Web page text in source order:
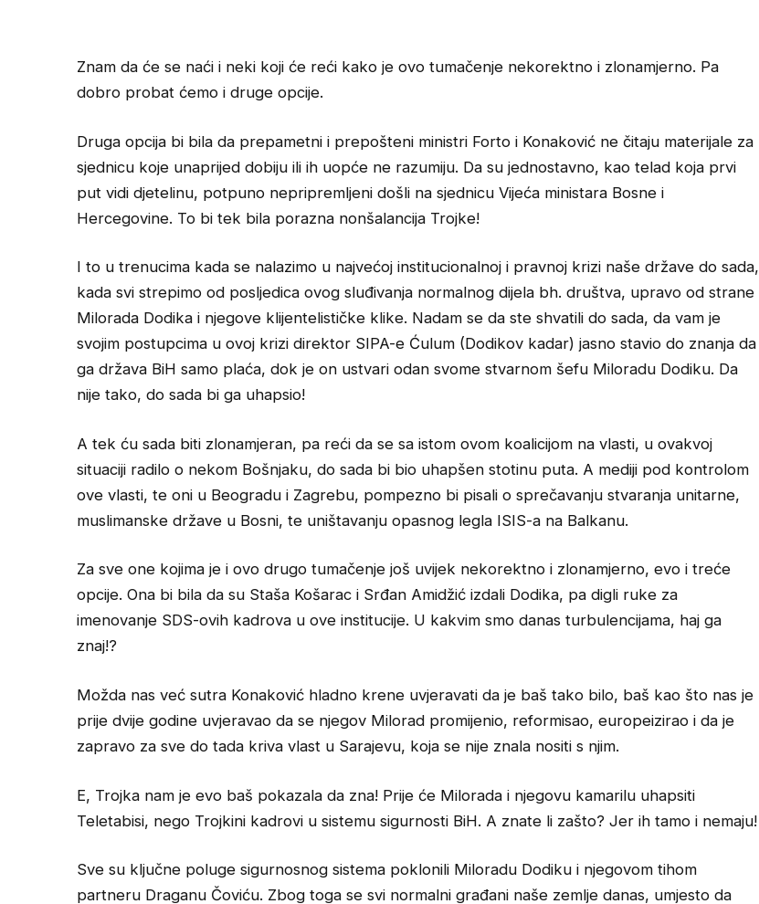
Znam da će se naći i neki koji će reći kako je ovo tumačenje nekorektno i zlonamjerno. Pa
dobro probat ćemo i druge opcije.
Druga opcija bi bila da prepametni i prepošteni ministri Forto i Konaković ne čitaju materijale za
sjednicu koje unaprijed dobiju ili ih uopće ne razumiju. Da su jednostavno, kao telad koja prvi
put vidi djetelinu, potpuno nepripremljeni došli na sjednicu Vijeća ministara Bosne i
Hercegovine. To bi tek bila porazna nonšalancija Trojke!
I to u trenucima kada se nalazimo u najvećoj institucionalnoj i pravnoj krizi naše države do sada,
kada svi strepimo od posljedica ovog sluđivanja normalnog dijela bh. društva, upravo od strane
Milorada Dodika i njegove klijentelističke klike. Nadam se da ste shvatili do sada, da vam je
svojim postupcima u ovoj krizi direktor SIPA-e Ćulum (Dodikov kadar) jasno stavio do znanja da
ga država BiH samo plaća, dok je on ustvari odan svome stvarnom šefu Miloradu Dodiku. Da
nije tako, do sada bi ga uhapsio!
A tek ću sada biti zlonamjeran, pa reći da se sa istom ovom koalicijom na vlasti, u ovakvoj
situaciji radilo o nekom Bošnjaku, do sada bi bio uhapšen stotinu puta. A mediji pod kontrolom
ove vlasti, te oni u Beogradu i Zagrebu, pompezno bi pisali o sprečavanju stvaranja unitarne,
muslimanske države u Bosni, te uništavanju opasnog legla ISIS-a na Balkanu.
Za sve one kojima je i ovo drugo tumačenje još uvijek nekorektno i zlonamjerno, evo i treće
opcije. Ona bi bila da su Staša Košarac i Srđan Amidžić izdali Dodika, pa digli ruke za
imenovanje SDS-ovih kadrova u ove institucije. U kakvim smo danas turbulencijama, haj ga
znaj!?
Možda nas već sutra Konaković hladno krene uvjeravati da je baš tako bilo, baš kao što nas je
prije dvije godine uvjeravao da se njegov Milorad promijenio, reformisao, europeizirao i da je
zapravo za sve do tada kriva vlast u Sarajevu, koja se nije znala nositi s njim.
E, Trojka nam je evo baš pokazala da zna! Prije će Milorada i njegovu kamarilu uhapsiti
Teletabisi, nego Trojkini kadrovi u sistemu sigurnosti BiH. A znate li zašto? Jer ih tamo i nemaju!
Sve su ključne poluge sigurnosnog sistema poklonili Miloradu Dodiku i njegovom tihom
partneru Draganu Čoviću. Zbog toga se svi normalni građani naše zemlje danas, umjesto da